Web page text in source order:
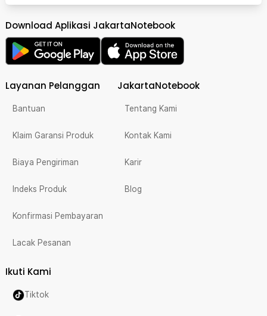
Download Aplikasi JakartaNotebook
Layanan Pelanggan
Bantuan
Klaim Garansi Produk
Biaya Pengiriman
Indeks Produk
Konfirmasi Pembayaran
Lacak Pesanan
JakartaNotebook
Tentang Kami
Kontak Kami
Karir
Blog
Ikuti Kami
Tiktok